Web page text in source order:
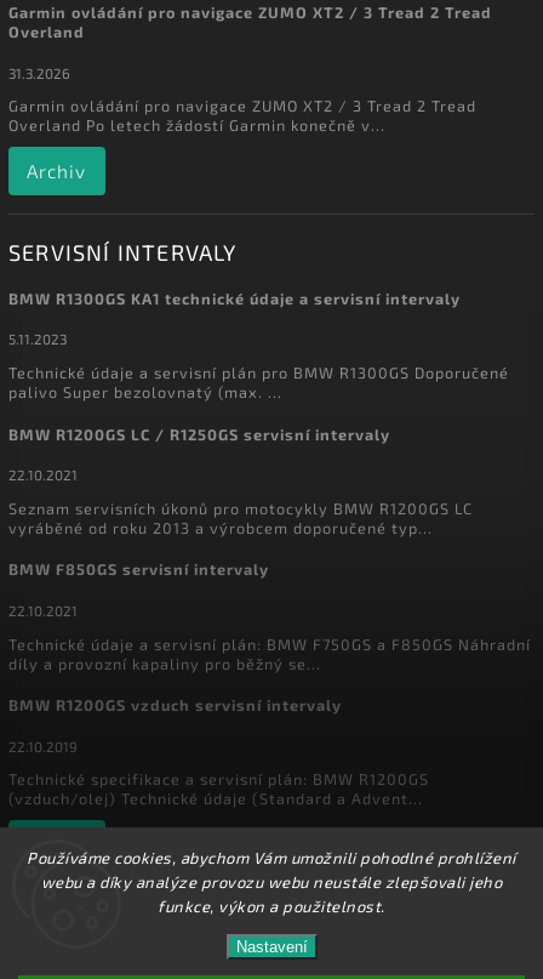
Používáme cookies, abychom Vám umožnili pohodlné prohlížení
webu a díky analýze provozu webu neustále zlepšovali jeho
funkce, výkon a použitelnost.
Nastavení
Ve dnech 1.8. - 16.8. 2026 máme zavřeno. Eshop
zůstává v provozu, objednávky budeme zpracovávat
17.8.2026. Děkujeme za pochopení.
Garmin ovládání pro navigace ZUMO XT2 / 3 Tread 2 Tread
Overland
31.3.2026
Garmin ovládání pro navigace ZUMO XT2 / 3 Tread 2 Tread
Overland Po letech žádostí Garmin konečně v...
Archiv
SERVISNÍ INTERVALY
BMW R1300GS KA1 technické údaje a servisní intervaly
5.11.2023
Technické údaje a servisní plán pro BMW R1300GS Doporučené
palivo Super bezolovnatý (max. ...
BMW R1200GS LC / R1250GS servisní intervaly
22.10.2021
Seznam servisních úkonů pro motocykly BMW R1200GS LC
vyráběné od roku 2013 a výrobcem doporučené typ...
BMW F850GS servisní intervaly
22.10.2021
Technické údaje a servisní plán: BMW F750GS a F850GS Náhradní
díly a provozní kapaliny pro běžný se...
BMW R1200GS vzduch servisní intervaly
22.10.2019
Technické specifikace a servisní plán: BMW R1200GS
(vzduch/olej) Technické údaje (Standard a Advent...
Upravit nastavení cookies